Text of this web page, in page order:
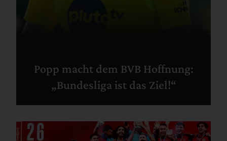
Popp macht dem BVB Hoffnung:
„Bundesliga ist das Ziel!“